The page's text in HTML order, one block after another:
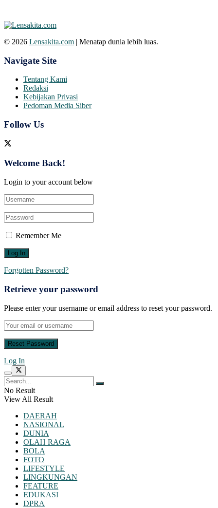
© 2026 Lensakita.com | Menatap dunia lebih luas.
Navigate Site
Tentang Kami
Redaksi
Kebijakan Privasi
Pedoman Media Siber
Follow Us
Welcome Back!
Login to your account below
Remember Me
Forgotten Password?
Retrieve your password
Please enter your username or email address to reset your password.
Log In
No Result
View All Result
DAERAH
NASIONAL
DUNIA
OLAH RAGA
BOLA
FOTO
LIFESTYLE
LINGKUNGAN
FEATURE
EDUKASI
DPRA